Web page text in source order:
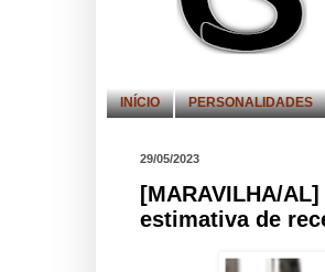
INÍCIO PERSONALIDADES
29/05/2023
[MARAVILHA/
estimativa de